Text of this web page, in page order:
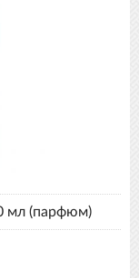
мл (парфюм)